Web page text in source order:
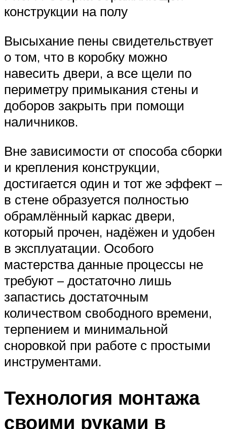
конструкции на полу
Высыхание пены свидетельствует
о том, что в коробку можно
навесить двери, а все щели по
периметру примыкания стены и
доборов закрыть при помощи
наличников.
Вне зависимости от способа сборки
и крепления конструкции,
достигается один и тот же эффект –
в стене образуется полностью
обрамлённый каркас двери,
который прочен, надёжен и удобен
в эксплуатации. Особого
мастерства данные процессы не
требуют – достаточно лишь
запастись достаточным
количеством свободного времени,
терпением и минимальной
сноровкой при работе с простыми
инструментами.
Технология монтажа
своими руками в